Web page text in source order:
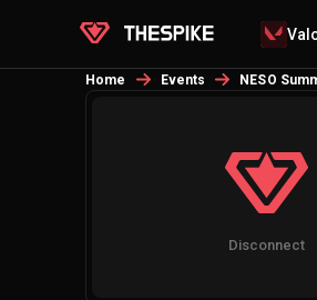
Home Events NESO
Disconnect